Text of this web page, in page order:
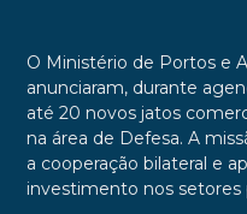
O Ministério de Portos e
anunciaram, durante
até 20 novos jatos
na área de Defesa. A
a cooperação bilateral e
investimento nos setores